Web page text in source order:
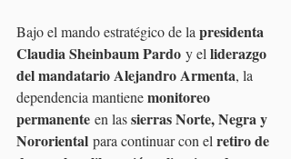
Bajo el mando estratégico de la presidenta
Claudia Sheinbaum Pardo y el liderazgo
del mandatario Alejandro Armenta, la
dependencia mantiene monitoreo
permanente en las sierras Norte, Negra y
Nororiental para continuar con el retiro de